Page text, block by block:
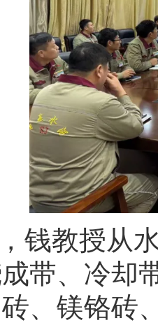
钱教授从
带、冷却
、镁铬砖